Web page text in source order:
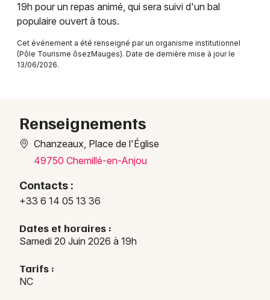
Sorties famille
Expos
Fête de la musique dans les Pays de la Loire
Artistes en tournée
Actus à Chemillé-en-Anjou
Toulouse
19h pour un repas animé, qui sera suivi d'un bal
populaire ouvert à tous.
Cet événement a été renseigné par un organisme institutionnel
(Pôle Tourisme ôsezMauges). Date de dernière mise à jour le
13/06/2026.
Renseignements
Chanzeaux, Place de l'Église
49750 Chemillé-en-Anjou
Contacts :
+33 6 14 05 13 36
Dates et horaires :
Samedi 20 Juin 2026 à 19h
Tarifs :
NC